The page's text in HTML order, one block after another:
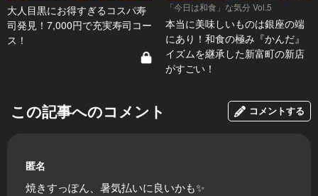
大人目黒にお得すぎるコスパ寿
司発見！7,000円で充実寿司コー
ス！
「今日は和食」な気分 Vol.5
本当に美味しいものは銀座の端
にあり！和食の極み『かんだ』
イズムを継承した新富町の新店
がすごい！
この記事へのコメント コメントする
匿名
焼きすっぽん、暑気払いに良いかも✨